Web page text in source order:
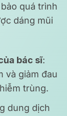
quá trình
dáng mũi
bác sĩ:
và giảm đau
trùng.
dung dịch